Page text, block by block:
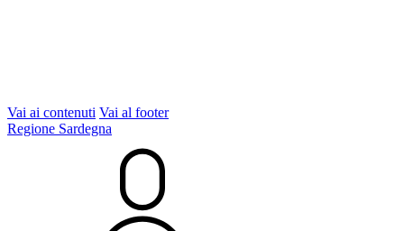
Vai ai contenuti Vai al footer
Regione Sardegna